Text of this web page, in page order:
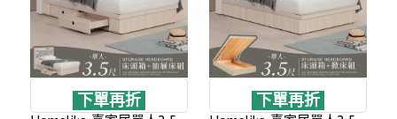
下單再折 下單再折